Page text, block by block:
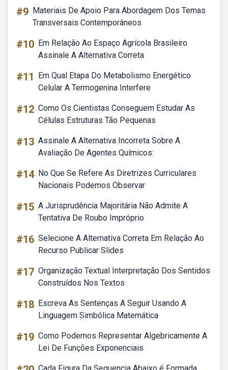
#9 Materiais De Apoio Para Abordagem Dos Temas
Transversais Contemporâneos
#10 Em Relação Ao Espaço Agrícola Brasileiro
Assinale A Alternativa Correta
#11
Em Qual Etapa Do Metabolismo Energético
Celular A Termogenina Interfere
#12 Como Os Cientistas Conseguem Estudar As
Células Estruturas Tão Pequenas
#13 Assinale A Alternativa Incorreta Sobre A
Avaliação De Agentes Químicos:
#14 No Que Se Refere As Diretrizes Curriculares
Nacionais Podemos Observar
#15 A Jurisprudência Majoritária Não Admite A
Tentativa De Roubo Impróprio
#16 Selecione A Alternativa Correta Em Relação Ao
Recurso Publicar Slides
#17 Organização Textual Interpretação Dos Sentidos
Construídos Nos Textos
#18 Escreva As Sentenças A Seguir Usando A
Linguagem Simbólica Matemática
#19 Como Podemos Representar Algebricamente A
Lei De Funções Exponenciais